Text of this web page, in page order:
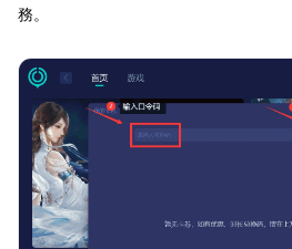
務。